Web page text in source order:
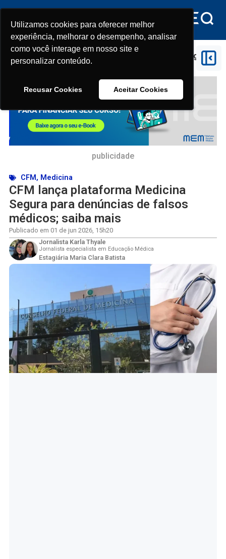
Utilizamos cookies para oferecer melhor
experiência, melhorar o desempenho, analisar
como você interage em nosso site e
personalizar conteúdo.
Recusar Cookies Aceitar Cookies
Utilizamos cookies para oferecer melhor
experiência, melhorar o desempenho, analisar
como você interage em nosso site e
personalizar conteúdo.
Recusar Cookies Aceitar Cookies
CFM
CFM lança plataforma Medicina Segura
publicidade
CFM , Medicina
CFM lança plataforma Medicina
Segura para denúncias de falsos
médicos; saiba mais
Publicado em 01 de jun 2026, 15h20
Jornalista Karla Thyale
Jornalista especialista em Educação Médica
Estagiária Maria Clara Batista